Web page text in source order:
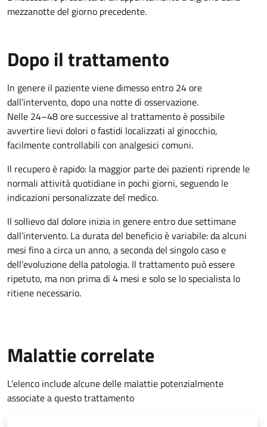
mezzanotte del giorno precedente.
Dopo il trattamento
In genere il paziente viene dimesso entro 24 ore
dall’intervento, dopo una notte di osservazione.
Nelle 24–48 ore successive al trattamento è possibile
avvertire lievi dolori o fastidi localizzati al ginocchio,
facilmente controllabili con analgesici comuni.
Il recupero è rapido: la maggior parte dei pazienti riprende le
normali attività quotidiane in pochi giorni, seguendo le
indicazioni personalizzate del medico.
Il sollievo dal dolore inizia in genere entro due settimane
dall’intervento. La durata del beneficio è variabile: da alcuni
mesi fino a circa un anno, a seconda del singolo caso e
dell’evoluzione della patologia. Il trattamento può essere
ripetuto, ma non prima di 4 mesi e solo se lo specialista lo
ritiene necessario.
Malattie correlate
L’elenco include alcune delle malattie potenzialmente
associate a questo trattamento